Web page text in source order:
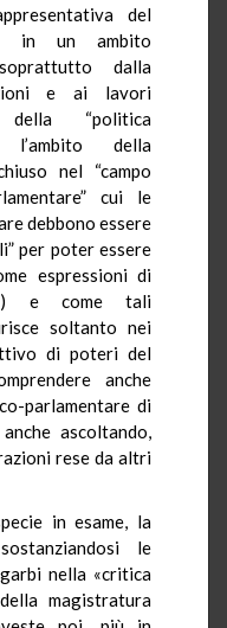
del
in un ambito
dalla
e ai lavori
della “politica
della
nel “campo
cui le
debbono essere
per poter essere
espressioni di
e come tali
soltanto nei
di poteri del
anche
parlamentare di
ascoltando,
rese da altri
in esame, la
le
nella «critica
magistratura